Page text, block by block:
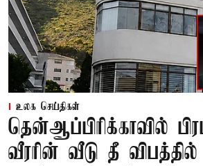
உலக செய்திகள்
தென்ஆப்பிரிக்காவில்
வீரரின் வீடு தீ விபத்தில்